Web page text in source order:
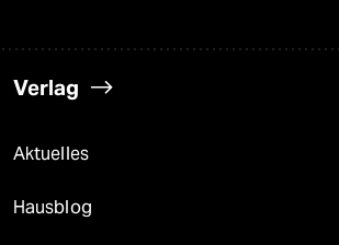
Verlag
Aktuelles
Hausblog